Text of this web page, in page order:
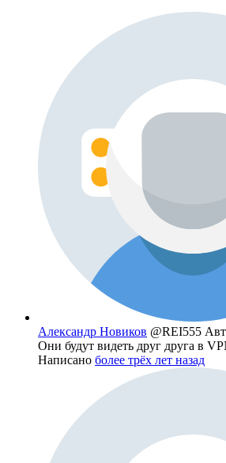
Александр Новиков @REI555
Они будут видеть друг друга в
Написано более трёх лет назад